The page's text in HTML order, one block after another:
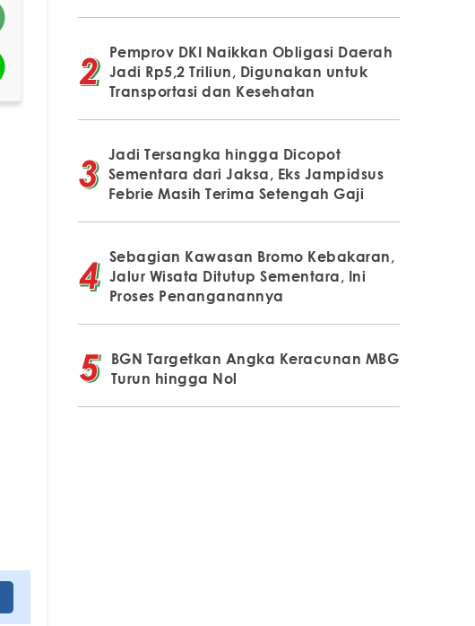
Pemprov DKI Naikkan Obligasi Daerah
Jadi Rp5,2 Triliun, Digunakan untuk
Transportasi dan Kesehatan
Jadi Tersangka hingga Dicopot
Sementara dari Jaksa, Eks Jampidsus
Febrie Masih Terima Setengah Gaji
Sebagian Kawasan Bromo Kebakaran,
Jalur Wisata Ditutup Sementara, Ini
Proses Penanganannya
BGN Targetkan Angka Keracunan MBG
Turun hingga Nol